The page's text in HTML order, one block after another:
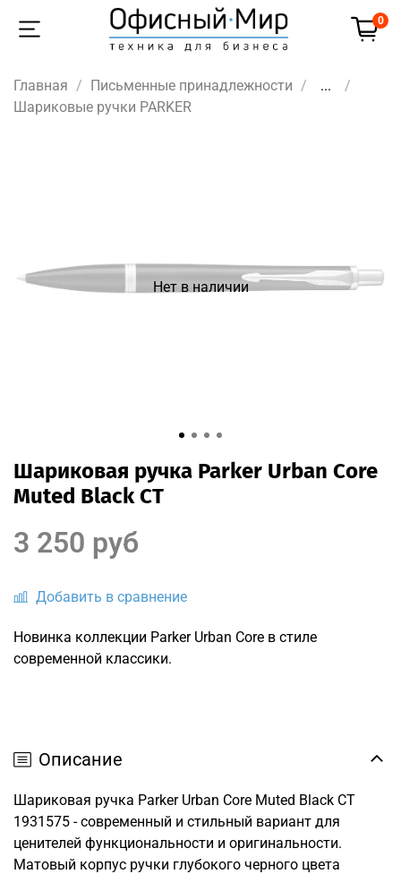
0
Главная Письменные принадлежности
...
Шариковые ручки PARKER
Нет в наличии
Шариковая ручка Parker Urban Core
Muted Black CT
Добавить в сравнение
3 250 руб
Новинка коллекции Parker Urban Core в стиле
современной классики.
Описание
Шариковая ручка Parker Urban Core Muted Black CT
1931575 - современный и стильный вариант для
ценителей функциональности и оригинальности.
Матовый корпус ручки глубокого черного цвета